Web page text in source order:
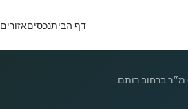
דף הביתנכסיםאזורים